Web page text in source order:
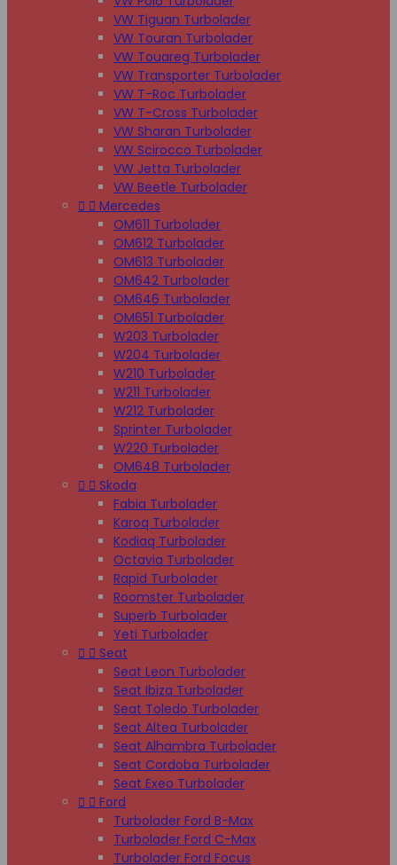
VW Tiguan Turbolader
VW Touran Turbolader
VW Touareg Turbolader
VW Transporter Turbolader
VW T-Roc Turbolader
VW T-Cross Turbolader
VW Sharan Turbolader
VW Scirocco Turbolader
VW Jetta Turbolader
VW Beetle Turbolader
  Mercedes
OM611 Turbolader
OM612 Turbolader
OM613 Turbolader
OM642 Turbolader
OM646 Turbolader
OM651 Turbolader
W203 Turbolader
W204 Turbolader
W210 Turbolader
W211 Turbolader
W212 Turbolader
Sprinter Turbolader
W220 Turbolader
OM648 Turbolader
  Skoda
Fabia Turbolader
Karoq Turbolader
Kodiaq Turbolader
Octavia Turbolader
Rapid Turbolader
Roomster Turbolader
Superb Turbolader
Yeti Turbolader
  Seat
Seat Leon Turbolader
Seat Ibiza Turbolader
Seat Toledo Turbolader
Seat Altea Turbolader
Seat Alhambra Turbolader
Seat Cordoba Turbolader
Seat Exeo Turbolader
  Ford
Turbolader Ford B-Max
Turbolader Ford C-Max
Turbolader Ford Focus